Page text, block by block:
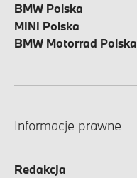
BMW Polska
MINI Polska
BMW Motorrad Polska
Informacje prawne
Redakcja